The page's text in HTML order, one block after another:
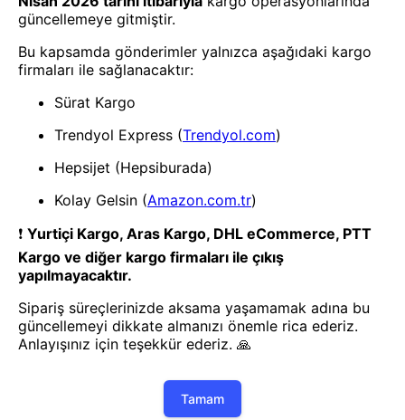
1
- Yenilik ve hızı keşfedin, işinizi
daha etkili ve verimli bir şekilde
yönetin!
Google Play